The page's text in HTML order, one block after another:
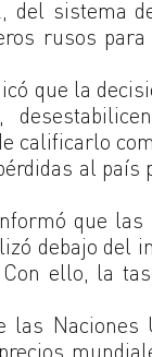
del sistema
rusos
que la
calificarlo
al
que
debajo del
ello, la
las